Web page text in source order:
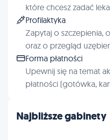
Najbliższe gabinety
które chcesz zadać
Profilaktyka
Zapytaj o szczepienia,
oraz o przegląd
Forma płatności
Upewnij się na temat
płatności (gotówka,